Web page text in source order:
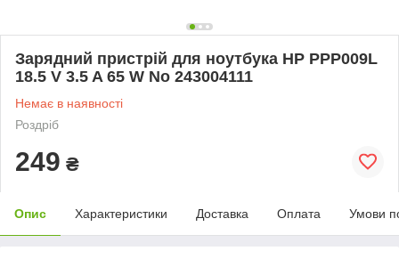
Зарядний пристрій для ноутбука HP PPP009L
18.5 V 3.5 A 65 W No 243004111
Немає в наявності
Роздріб
249 ₴
Опис Характеристики Доставка Оплата Умови